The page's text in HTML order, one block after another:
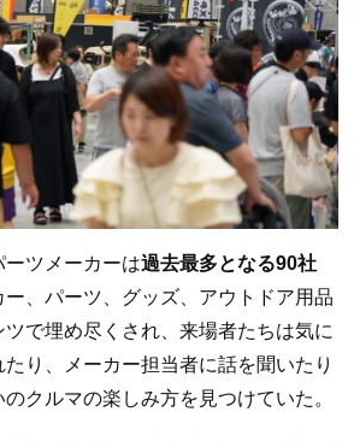
ーツメーカーは過去最多となる90社
ー、パーツ、グッズ、アウトドア用品
で埋め尽くされ、来場者たちは気に
り、メーカー担当者に話を聞いたり
クルマの楽しみ方を見つけていた。